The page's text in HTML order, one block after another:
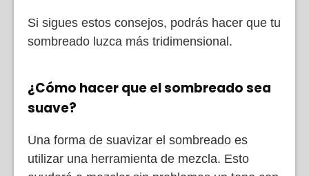
Si sigues estos consejos, podrás hacer que tu
sombreado luzca más tridimensional.
¿Cómo hacer que el sombreado sea
suave?
Una forma de suavizar el sombreado es
utilizar una herramienta de mezcla. Esto